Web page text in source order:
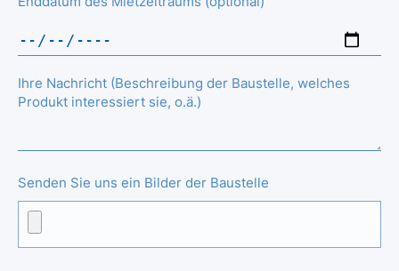
Ihre Nachricht (Beschreibung der Baustelle, welches
Produkt interessiert sie, o.ä.)
Senden Sie uns ein Bilder der Baustelle